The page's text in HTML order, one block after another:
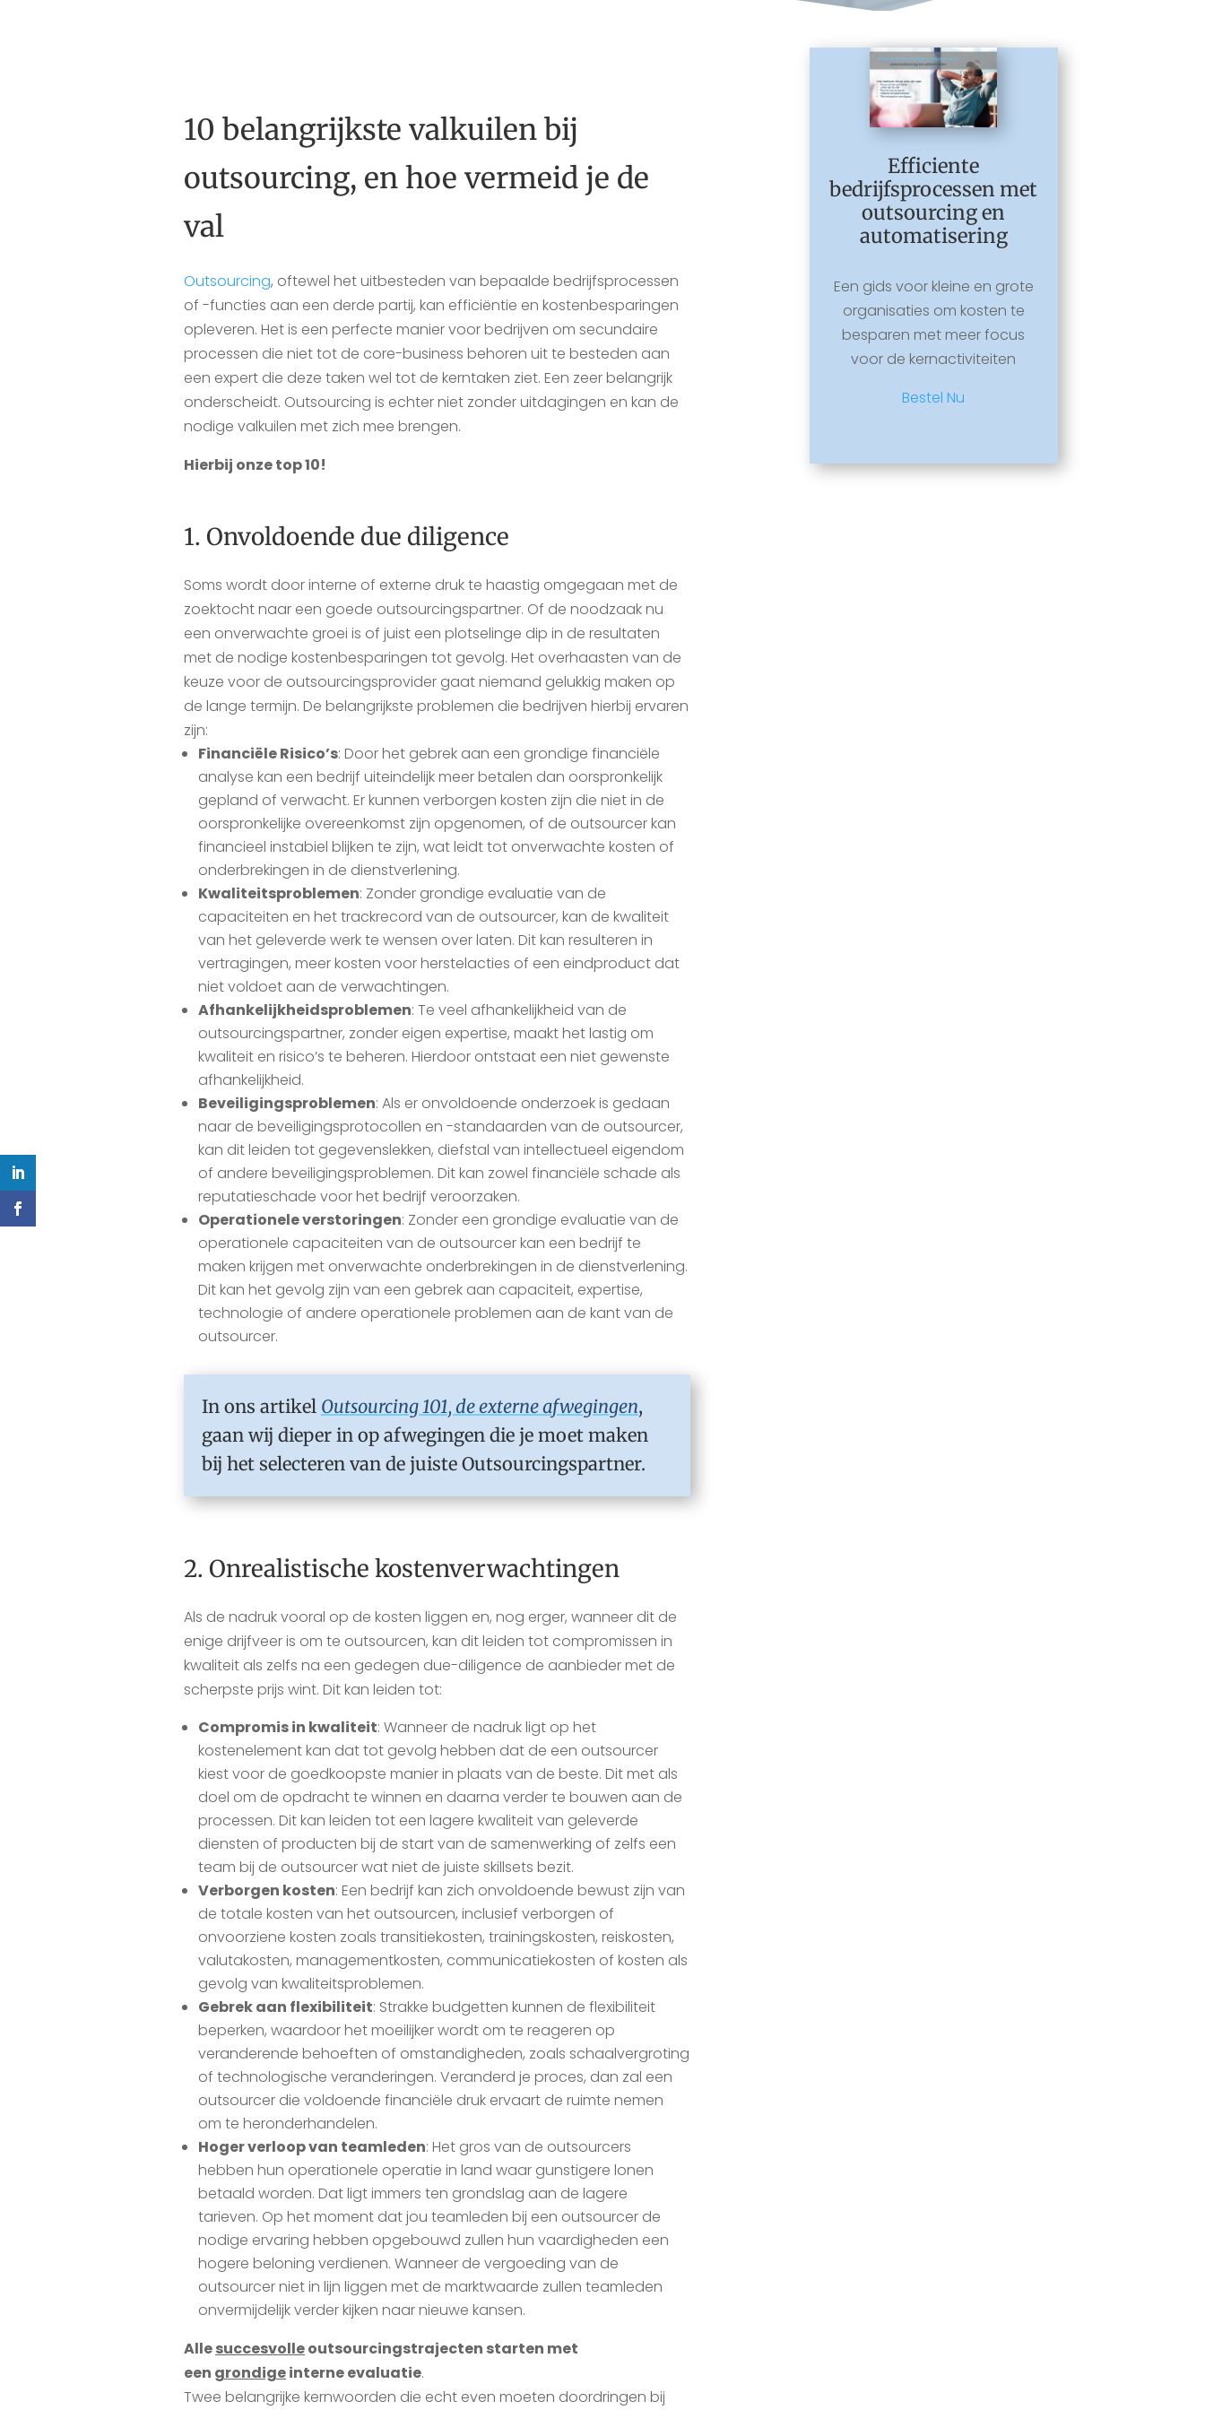
10 belangrijkste valkuilen bij
outsourcing, en hoe vermeid je de
val
Outsourcing, oftewel het uitbesteden van bepaalde bedrijfsprocessen
of -functies aan een derde partij, kan efficiëntie en kostenbesparingen
opleveren. Het is een perfecte manier voor bedrijven om secundaire
processen die niet tot de core-business behoren uit te besteden aan
een expert die deze taken wel tot de kerntaken ziet. Een zeer belangrijk
onderscheidt. Outsourcing is echter niet zonder uitdagingen en kan de
nodige valkuilen met zich mee brengen.
Hierbij onze top 10!
1. Onvoldoende due diligence
Soms wordt door interne of externe druk te haastig omgegaan met de
zoektocht naar een goede outsourcingspartner. Of de noodzaak nu
een onverwachte groei is of juist een plotselinge dip in de resultaten
met de nodige kostenbesparingen tot gevolg. Het overhaasten van de
keuze voor de outsourcingsprovider gaat niemand gelukkig maken op
de lange termijn. De belangrijkste problemen die bedrijven hierbij ervaren
zijn:
Financiële Risico’s: Door het gebrek aan een grondige financiële
analyse kan een bedrijf uiteindelijk meer betalen dan oorspronkelijk
gepland of verwacht. Er kunnen verborgen kosten zijn die niet in de
oorspronkelijke overeenkomst zijn opgenomen, of de outsourcer kan
financieel instabiel blijken te zijn, wat leidt tot onverwachte kosten of
onderbrekingen in de dienstverlening.
Kwaliteitsproblemen: Zonder grondige evaluatie van de
capaciteiten en het trackrecord van de outsourcer, kan de kwaliteit
van het geleverde werk te wensen over laten. Dit kan resulteren in
vertragingen, meer kosten voor herstelacties of een eindproduct dat
niet voldoet aan de verwachtingen.
Afhankelijkheidsproblemen: Te veel afhankelijkheid van de
outsourcingspartner, zonder eigen expertise, maakt het lastig om
kwaliteit en risico’s te beheren. Hierdoor ontstaat een niet gewenste
afhankelijkheid.
Beveiligingsproblemen: Als er onvoldoende onderzoek is gedaan
naar de beveiligingsprotocollen en -standaarden van de outsourcer,
kan dit leiden tot gegevenslekken, diefstal van intellectueel eigendom
of andere beveiligingsproblemen. Dit kan zowel financiële schade als
reputatieschade voor het bedrijf veroorzaken.
Operationele verstoringen: Zonder een grondige evaluatie van de
operationele capaciteiten van de outsourcer kan een bedrijf te
maken krijgen met onverwachte onderbrekingen in de dienstverlening.
Dit kan het gevolg zijn van een gebrek aan capaciteit, expertise,
technologie of andere operationele problemen aan de kant van de
outsourcer.
In ons artikel Outsourcing 101, de externe afwegingen,
gaan wij dieper in op afwegingen die je moet maken
bij het selecteren van de juiste Outsourcingspartner.
2. Onrealistische kostenverwachtingen
Als de nadruk vooral op de kosten liggen en, nog erger, wanneer dit de
enige drijfveer is om te outsourcen, kan dit leiden tot compromissen in
kwaliteit als zelfs na een gedegen due-diligence de aanbieder met de
scherpste prijs wint. Dit kan leiden tot:
Compromis in kwaliteit: Wanneer de nadruk ligt op het
kostenelement kan dat tot gevolg hebben dat de een outsourcer
kiest voor de goedkoopste manier in plaats van de beste. Dit met als
doel om de opdracht te winnen en daarna verder te bouwen aan de
processen. Dit kan leiden tot een lagere kwaliteit van geleverde
diensten of producten bij de start van de samenwerking of zelfs een
team bij de outsourcer wat niet de juiste skillsets bezit.
Verborgen kosten: Een bedrijf kan zich onvoldoende bewust zijn van
de totale kosten van het outsourcen, inclusief verborgen of
onvoorziene kosten zoals transitiekosten, trainingskosten, reiskosten,
valutakosten, managementkosten, communicatiekosten of kosten als
gevolg van kwaliteitsproblemen.
Gebrek aan flexibiliteit: Strakke budgetten kunnen de flexibiliteit
beperken, waardoor het moeilijker wordt om te reageren op
veranderende behoeften of omstandigheden, zoals schaalvergroting
of technologische veranderingen. Veranderd je proces, dan zal een
outsourcer die voldoende financiële druk ervaart de ruimte nemen
om te heronderhandelen.
Hoger verloop van teamleden: Het gros van de outsourcers
hebben hun operationele operatie in land waar gunstigere lonen
betaald worden. Dat ligt immers ten grondslag aan de lagere
tarieven. Op het moment dat jou teamleden bij een outsourcer de
nodige ervaring hebben opgebouwd zullen hun vaardigheden een
hogere beloning verdienen. Wanneer de vergoeding van de
outsourcer niet in lijn liggen met de marktwaarde zullen teamleden
onvermijdelijk verder kijken naar nieuwe kansen.
Allesuccesvolleoutsourcingstrajecten starten met
een grondigeinterne evaluatie.
Twee belangrijke kernwoorden die echt even moeten doordringen bij
Efficiente
bedrijfsprocessen met
outsourcing en
automatisering
Een gids voor kleine en grote
organisaties om kosten te
besparen met meer focus
voor de kernactiviteiten
Bestel Nu